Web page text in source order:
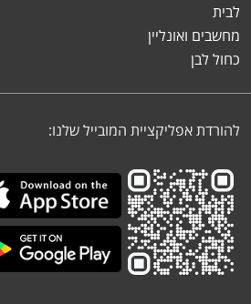
לבית
מחשבים ואונליין
כחול לבן
להורדת אפליקציית המובייל שלנו: